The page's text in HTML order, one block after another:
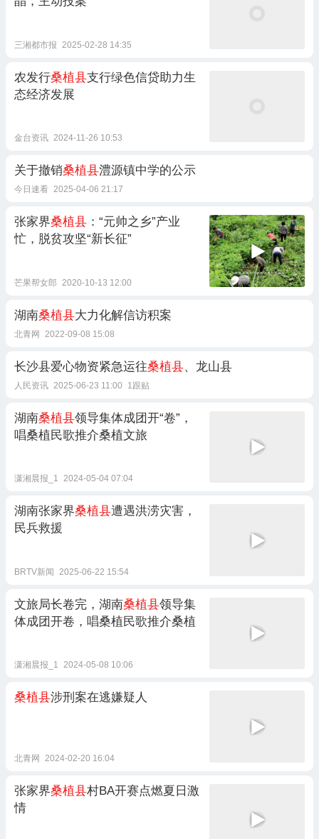
三湘都市报 2025-02-28 14:35
农发行桑植县支行绿色信贷助力生
态经济发展
金台资讯 2024-11-26 10:53
关于撤销桑植县澧源镇中学的公示
今日速看 2025-04-06 21:17
张家界桑植县 ：“元帅之乡”产业
忙，脱贫攻坚“新长征”
芒果帮女郎 2020-10-13 12:00
湖南桑植县大力化解信访积案
北青网 2022-09-08 15:08
长沙县爱心物资紧急运往桑植县、龙山县
人民资讯 2025-06-23 11:00 1跟贴
湖南桑植县领导集体成团开“卷”，
唱桑植民歌推介桑植文旅
潇湘晨报_1 2024-05-04 07:04
湖南张家界桑植县遭遇洪涝灾害，
民兵救援
BRTV新闻 2025-06-22 15:54
文旅局长卷完，湖南桑植县领导集
体成团开卷，唱桑植民歌推介桑植
潇湘晨报_1 2024-05-08 10:06
桑植县涉刑案在逃嫌疑人
北青网 2024-02-20 16:04
张家界桑植县村BA开赛点燃夏日激
情